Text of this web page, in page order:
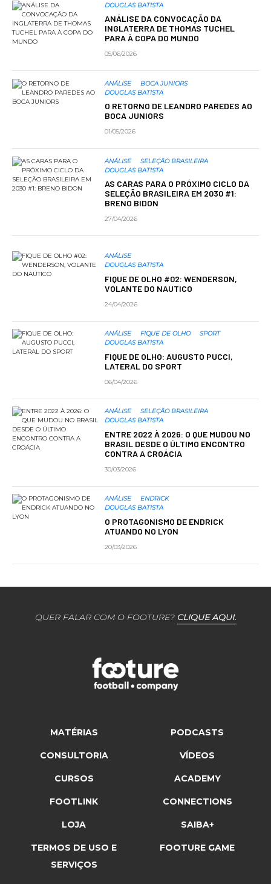
DOUGLAS BATISTA
ANÁLISE DA CONVOCAÇÃO DA
INGLATERRA DE THOMAS TUCHEL
PARA À COPA DO MUNDO
05/06/2026
ANÁLISE
BOCA JUNIORS
DOUGLAS BATISTA
O RETORNO DE LEANDRO PAREDES AO
BOCA JUNIORS
01/05/2026
ANÁLISE
SELEÇÃO BRASILEIRA
DOUGLAS BATISTA
AS CARAS PARA O PRÓXIMO CICLO DA
SELEÇÃO BRASILEIRA EM 2030 #1:
BRENO BIDON
27/04/2026
ANÁLISE
DOUGLAS BATISTA
FIQUE DE OLHO #02: WENDERSON,
VOLANTE DO NAUTICO
24/04/2026
ANÁLISE FIQUE DE OLHO
SPORT
DOUGLAS BATISTA
FIQUE DE OLHO: AUGUSTO PUCCI,
LATERAL DO SPORT
06/04/2026
ANÁLISE
SELEÇÃO BRASILEIRA
DOUGLAS BATISTA
ENTRE 2022 À 2026: O QUE MUDOU NO
BRASIL DESDE O ÚLTIMO ENCONTRO
CONTRA A CROÁCIA
30/03/2026
ANÁLISE
ENDRICK
DOUGLAS BATISTA
O PROTAGONISMO DE ENDRICK
ATUANDO NO LYON
20/03/2026
QUER FALAR COM O FOOTURE? CLIQUE AQUI.
MATÉRIAS PODCASTS
CONSULTORIA VÍDEOS
CURSOS ACADEMY
FOOTLINK CONNECTIONS
LOJA SAIBA+
TERMOS DE USO E
SERVIÇOS
FOOTURE GAME